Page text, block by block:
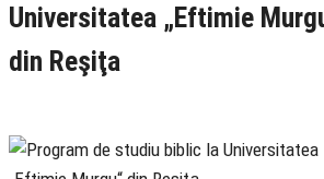
Universitatea „Eftimie
din Reşiţa